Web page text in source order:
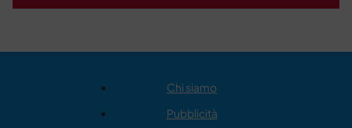
Chi siamo
Pubblicità